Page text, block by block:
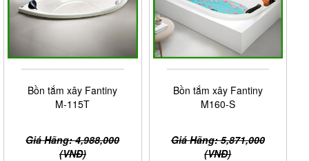
Bồn tắm xây Fantiny
M-115T
Giá Hãng: 4,988,000
(VNĐ)
Bồn tắm xây Fantiny
M160-S
Giá Hãng: 5,871,000
(VNĐ)